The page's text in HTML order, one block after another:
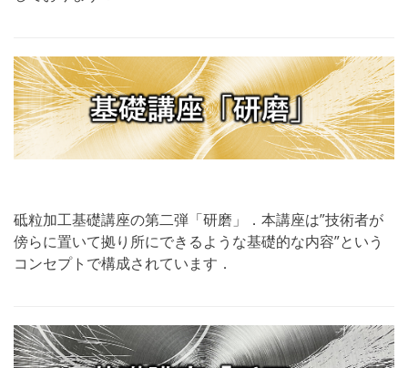
砥粒加工基礎講座の第二弾「研磨」．本講座は”技術者が
傍らに置いて拠り所にできるような基礎的な内容”という
コンセプトで構成されています．